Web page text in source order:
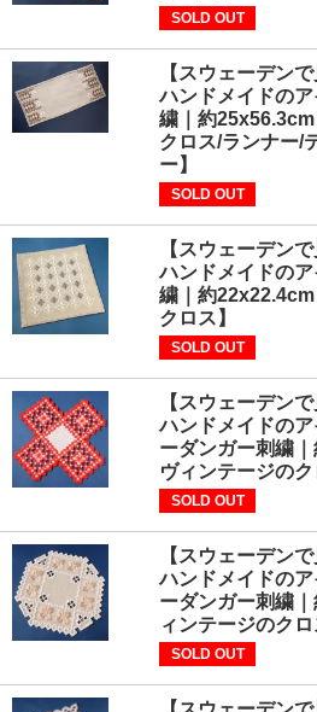
SOLD OUT
【スウェーデン
ハンドメイドの
繍｜約
クロス/ランナー/
ー】
SOLD OUT
【スウェーデン
ハンドメイドの
繍｜約
クロス】
SOLD OUT
【スウェーデン
ハンドメイドの
ーダンガー刺繍｜
ヴィンテージのク
SOLD OUT
【スウェーデン
ハンドメイドの
ーダンガー刺繍
ィンテージのクロ
SOLD OUT